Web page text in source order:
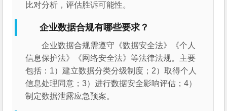
比对分析，评估胜诉可能性。
企业数据合规有哪些要求？
企业数据合规需遵守《数据安全法》《个人
信息保护法》《网络安全法》等法律法规。主要
包括：1）建立数据分类分级制度；2）取得个人
信息处理同意；3）进行数据安全影响评估；4）
制定数据泄露应急预案。